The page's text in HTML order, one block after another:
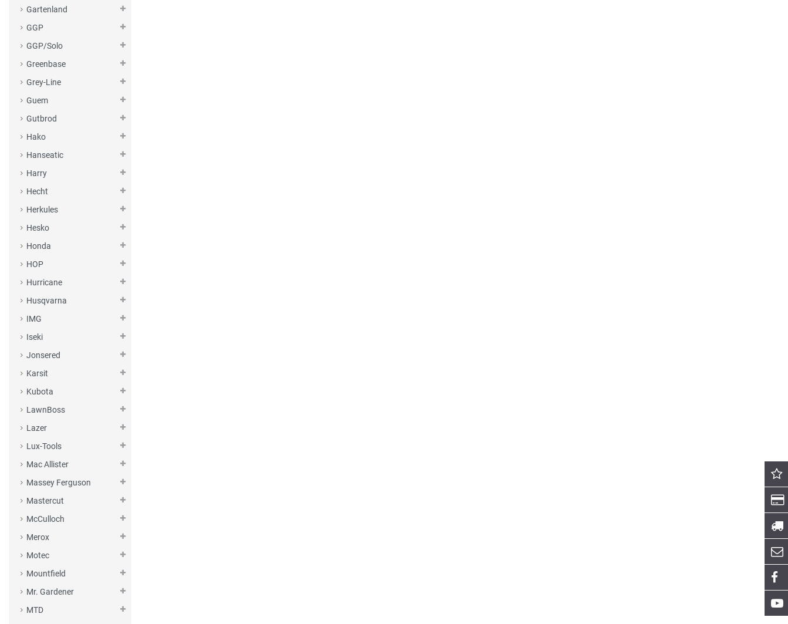
Gartenland
GGP
GGP/Solo
Greenbase
Grey-Line
Guem
Gutbrod
Hako
Hanseatic
Harry
Hecht
Herkules
Hesko
Honda
HOP
Hurricane
Husqvarna
IMG
Iseki
Jonsered
Karsit
Kubota
LawnBoss
Lazer
Lux-Tools
Mac Allister
Massey Ferguson
Mastercut
McCulloch
Merox
Motec
Mountfield
Mr. Gardener
MTD